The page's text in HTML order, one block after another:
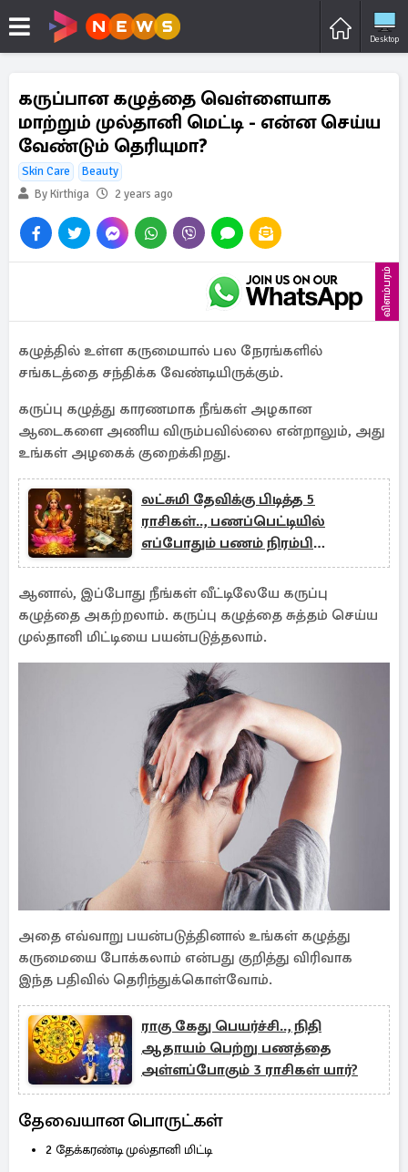
Desktop
கருப்பான கழுத்தை வெள்ளையாக
மாற்றும் முல்தானி மெட்டி - என்ன செய்ய
வேண்டும் தெரியுமா?
Skin Care
Beauty
By Kirthiga
2 years ago
விளம்பரம்
கழுத்தில் உள்ள கருமையால் பல நேரங்களில்
சங்கடத்தை சந்திக்க வேண்டியிருக்கும்.
கருப்பு கழுத்து காரணமாக நீங்கள் அழகான
ஆடைகளை அணிய விரும்பவில்லை என்றாலும், அது
உங்கள் அழகைக் குறைக்கிறது.
லட்சுமி தேவிக்கு பிடித்த 5
ராசிகள்.., பணப்பெட்டியில்
எப்போதும் பணம் நிரம்பி
வழியுமாம்!
ஆனால், இப்போது நீங்கள் வீட்டிலேயே கருப்பு
கழுத்தை அகற்றலாம். கருப்பு கழுத்தை சுத்தம் செய்ய
முல்தானி மிட்டியை பயன்படுத்தலாம்.
அதை எவ்வாறு பயன்படுத்தினால் உங்கள் கழுத்து
கருமையை போக்கலாம் என்பது குறித்து விரிவாக
இந்த பதிவில் தெரிந்துக்கொள்வோம்.
ராகு கேது பெயர்ச்சி.., நிதி
ஆதாயம் பெற்று பணத்தை
அள்ளப்போகும் 3 ராசிகள் யார்?
தேவையான பொருட்கள்
2 தேக்கரண்டி முல்தானி மிட்டி